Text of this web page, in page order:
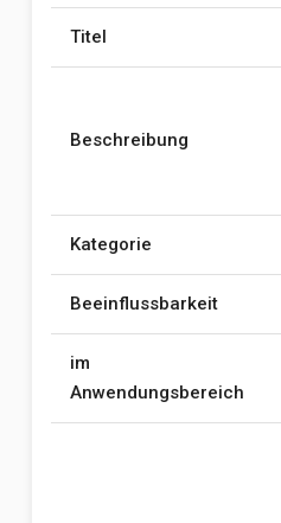
Titel
Beschreibung
Kategorie
Beeinflussbarkeit
im
Anwendungsbereich